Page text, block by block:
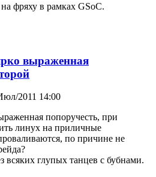
фряху в рамках GSoC.
выраженная
2011 14:00
попоручесть, при
линух на приличные
по причине не
всяких глупых танцев с бубнами.